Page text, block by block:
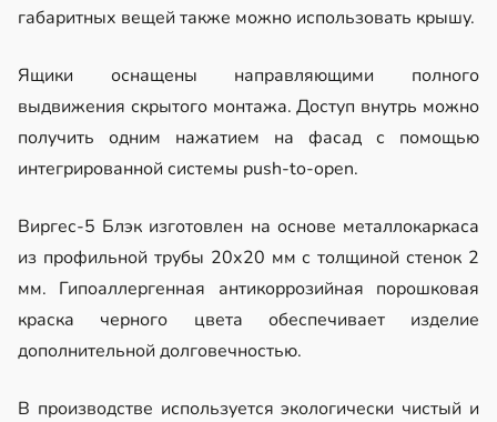
габаритных вещей также можно использовать крышу.
Ящики оснащены направляющими полного
выдвижения скрытого монтажа. Доступ внутрь можно
получить одним нажатием на фасад с помощью
интегрированной системы push-to-open.
Виргес-5 Блэк изготовлен на основе металлокаркаса
из профильной трубы 20х20 мм с толщиной стенок 2
мм. Гипоаллергенная антикоррозийная порошковая
краска черного цвета обеспечивает изделие
дополнительной долговечностью.
В производстве используется экологически чистый и